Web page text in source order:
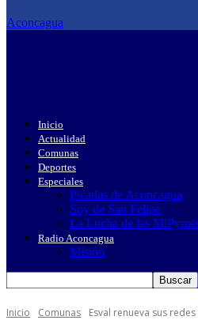
Aconcagua
Inicio
Actualidad
Comunas
Deportes
Especiales
Picadas de Aconcagua
Soy de San Felipe
La Lucha de las
Radio Aconcagua
Misión
Inicio Comunas Esval renueva sus redes